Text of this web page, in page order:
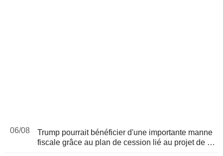
06/08
Trump pourrait bénéficier d'une importante manne
fiscale grâce au plan de cession lié au projet de loi